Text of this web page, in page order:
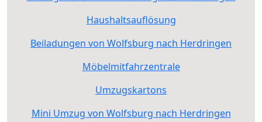
Haushaltsauflösung
Beiladungen von Wolfsburg nach Herdringen
Möbelmitfahrzentrale
Umzugskartons
Mini Umzug von Wolfsburg nach Herdringen